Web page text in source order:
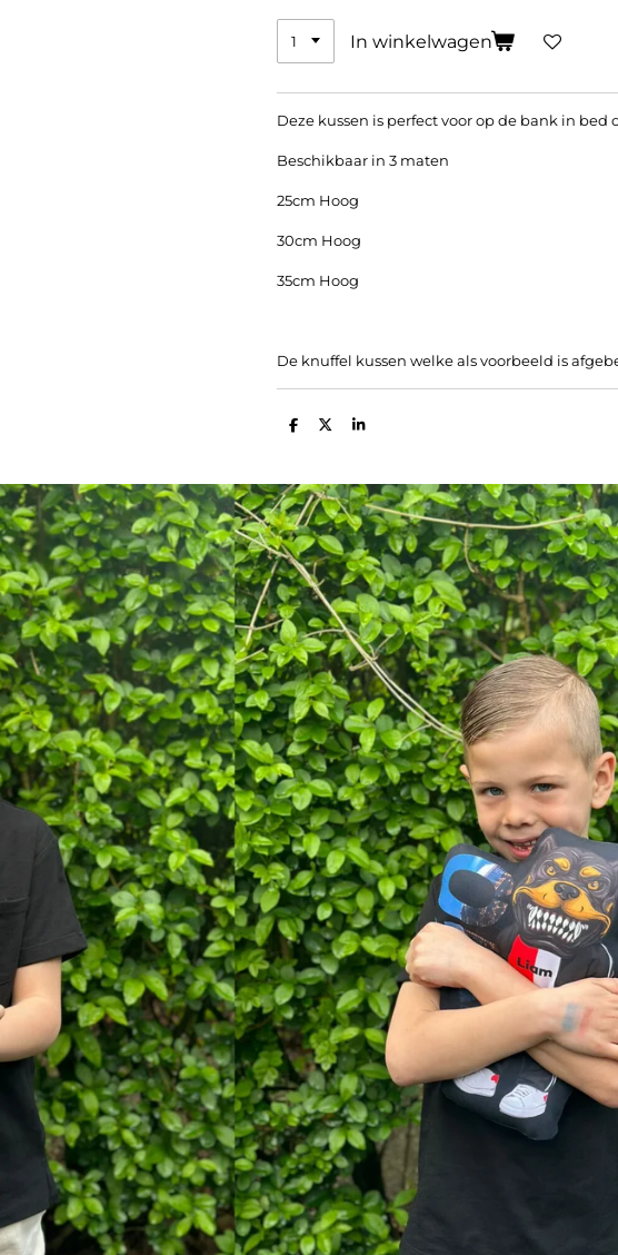
In winkelwagen
Deze kussen is perfect voor op de bank in bed
Beschikbaar in 3 maten
25cm Hoog
30cm Hoog
35cm Hoog
De knuffel kussen welke als voorbeeld is
D
n
D
S
e